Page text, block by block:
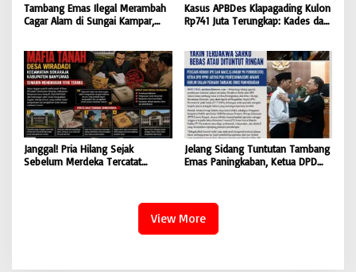
Tambang Emas Ilegal Merambah
Cagar Alam di Sungai Kampar,
Kasus APBDes Klapagading Kulon
Rp741 Juta Terungkap: Kades dan
Janggal! Pria Hilang Sejak
Sebelum Merdeka Tercatat
Jelang Sidang Tuntutan Tambang
Emas Paningkaban, Ketua DPD
Hakim PN Purwokerto: Yakin
Terdakwa Sarko Bebas atau
Dituntut Ringan
View More